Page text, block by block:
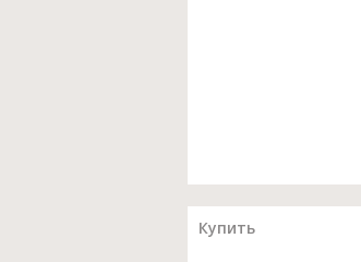
Купить